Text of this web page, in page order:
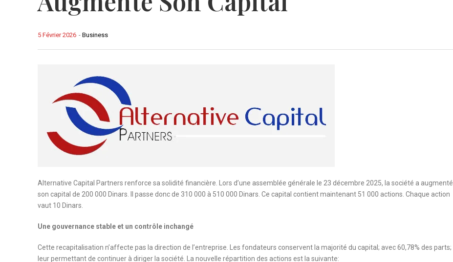
- Business
5 Février 2026
Alternative Capital Partners renforce sa solidité financière. Lors d’une assemblée générale le 23 décembre 2025, la société a augmenté
son capital de 200 000 Dinars. Il passe donc de 310 000 à 510 000 Dinars. Ce capital contient maintenant 51 000 actions. Chaque action
vaut 10 Dinars.
Une gouvernance stable et un contrôle inchangé
Cette recapitalisation n’affecte pas la direction de l’entreprise. Les fondateurs conservent la majorité du capital; avec 60,78% des parts;
leur permettant de continuer à diriger la société. La nouvelle répartition des actions est la suivante: